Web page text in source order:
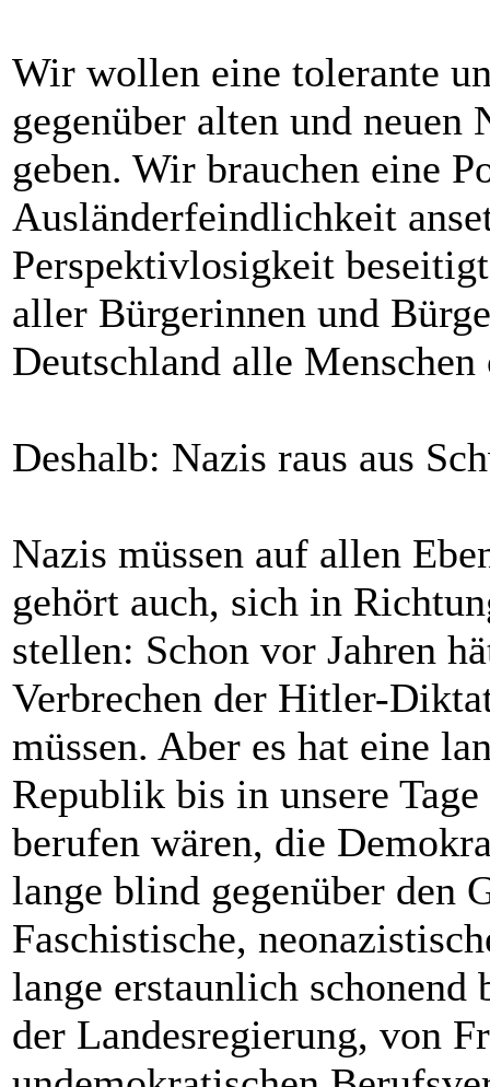
Wir wollen eine tolerante
gegenüber alten und neuen
geben. Wir brauchen eine
Ausländerfeindlichkeit
Perspektivlosigkeit
aller Bürgerinnen und
Deutschland alle
Deshalb: Nazis raus aus
Nazis müssen auf allen
gehört auch, sich in
stellen: Schon vor Jahren
Verbrechen der Hitler-
müssen. Aber es hat eine
Republik bis in unsere
berufen wären, die
lange blind gegenüber den
Faschistische,
lange erstaunlich schonend
der Landesregierung, von